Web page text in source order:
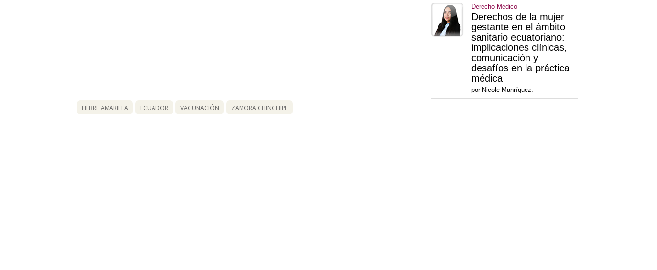
Derecho Médico
Derechos de la mujer
gestante en el ámbito
sanitario ecuatoriano:
implicaciones clínicas,
comunicación y
desafíos en la práctica
médica
por Nicole Manríquez.
FIEBRE AMARILLA ECUADOR VACUNACIÓN ZAMORA CHINCHIPE